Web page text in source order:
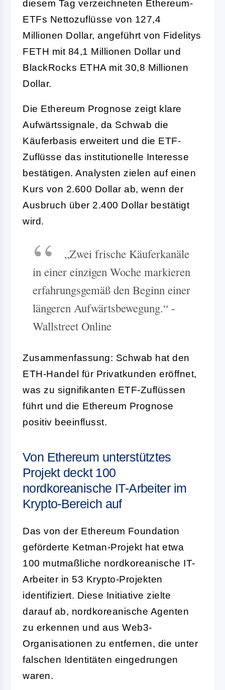
diesem Tag verzeichneten Ethereum-
ETFs Nettozuflüsse von 127,4
Millionen Dollar, angeführt von Fidelitys
FETH mit 84,1 Millionen Dollar und
BlackRocks ETHA mit 30,8 Millionen
Dollar.
Die Ethereum Prognose zeigt klare
Aufwärtssignale, da Schwab die
Käuferbasis erweitert und die ETF-
Zuflüsse das institutionelle Interesse
bestätigen. Analysten zielen auf einen
Kurs von 2.600 Dollar ab, wenn der
Ausbruch über 2.400 Dollar bestätigt
wird.
„Zwei frische Käuferkanäle
in einer einzigen Woche markieren
erfahrungsgemäß den Beginn einer
längeren Aufwärtsbewegung.“ -
Wallstreet Online
Zusammenfassung: Schwab hat den
ETH-Handel für Privatkunden eröffnet,
was zu signifikanten ETF-Zuflüssen
führt und die Ethereum Prognose
positiv beeinflusst.
Von Ethereum unterstütztes
Projekt deckt 100
nordkoreanische IT-Arbeiter im
Krypto-Bereich auf
Das von der Ethereum Foundation
geförderte Ketman-Projekt hat etwa
100 mutmaßliche nordkoreanische IT-
Arbeiter in 53 Krypto-Projekten
identifiziert. Diese Initiative zielte
darauf ab, nordkoreanische Agenten
zu erkennen und aus Web3-
Organisationen zu entfernen, die unter
falschen Identitäten eingedrungen
waren.